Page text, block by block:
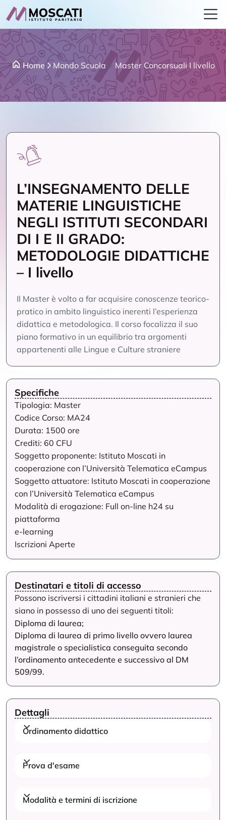
Home Mondo Scuola > Master Concorsuali I livello
L’INSEGNAMENTO DELLE
MATERIE LINGUISTICHE
NEGLI ISTITUTI SECONDARI
DI I E II GRADO:
METODOLOGIE DIDATTICHE
– I livello
Il Master è volto a far acquisire conoscenze teorico-
pratico in ambito linguistico inerenti l’esperienza
didattica e metodologica. Il corso focalizza il suo
piano formativo in un equilibrio tra argomenti
appartenenti alle Lingue e Culture straniere
Specifiche
Tipologia: Master
Codice Corso: MA24
Durata: 1500 ore
Crediti: 60 CFU
Soggetto proponente: Istituto Moscati in
cooperazione con l’Università Telematica eCampus
Soggetto attuatore: Istituto Moscati in cooperazione
con l’Università Telematica eCampus
Modalità di erogazione: Full on-line h24 su
piattaforma
e-learning
Iscrizioni Aperte
Destinatari e titoli di accesso
Possono iscriversi i cittadini italiani e stranieri che
siano in possesso di uno dei seguenti titoli:
Diploma di laurea;
Diploma di laurea di primo livello ovvero laurea
magistrale o specialistica conseguita secondo
l’ordinamento antecedente e successivo al DM
509/99.
Dettagli
Ordinamento didattico
Prova d'esame
Modalità e termini di iscrizione